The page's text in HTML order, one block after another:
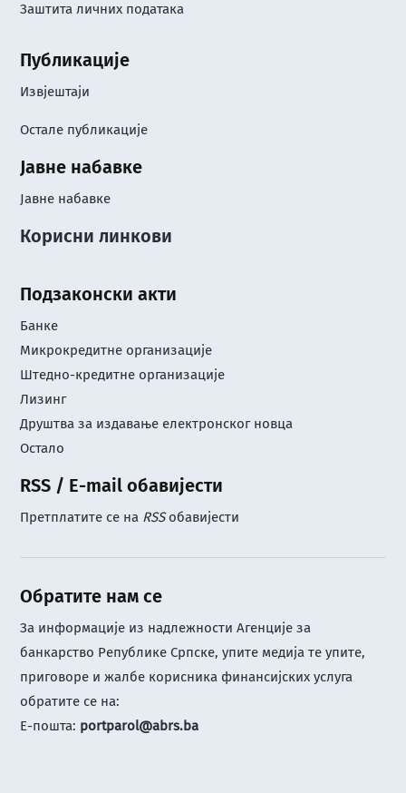
Заштита личних података
Публикације
Извјештаји
Остале публикације
Јавне набавке
Јавне набавке
Корисни линкови
Подзаконски акти
Банке
Микрокредитне организације
Штедно-кредитне организације
Лизинг
Друштва за издавање електронског новца
Остало
RSS / E-mail обавијести
Претплатите се на RSSобавијести
Обратите нам се
За информације из надлежности Агенције за
банкарство Републике Српске, упите медија те упите,
приговоре и жалбе корисника финансијских услуга
обратите се на:
Е-пошта: portparol@abrs.ba